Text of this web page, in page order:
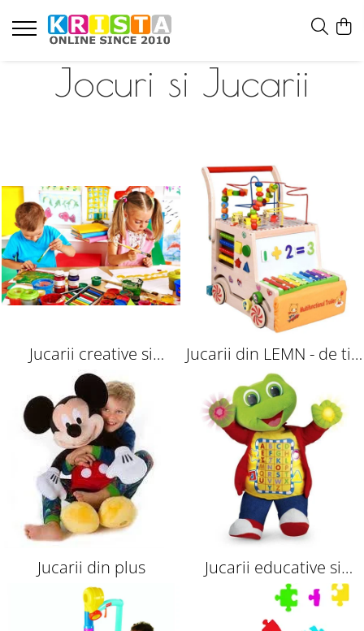
Jocuri si Jucarii
Jucarii creative si
indemanare
Jucarii din LEMN - de tip
Montessori
Jucarii din plus
Jucarii educative si
interactive